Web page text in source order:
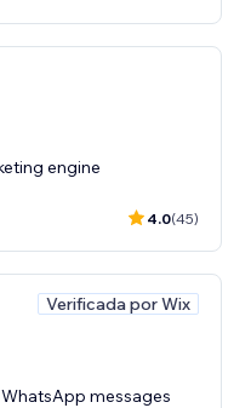
engine
4.0(45)
Verificada por Wix
messages